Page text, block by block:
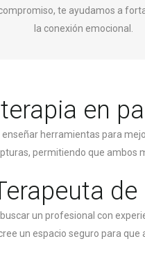
te ayudamos a
la conexión emocional.
en
herramientas para
permitiendo que ambos
de
un profesional con
un espacio seguro para que